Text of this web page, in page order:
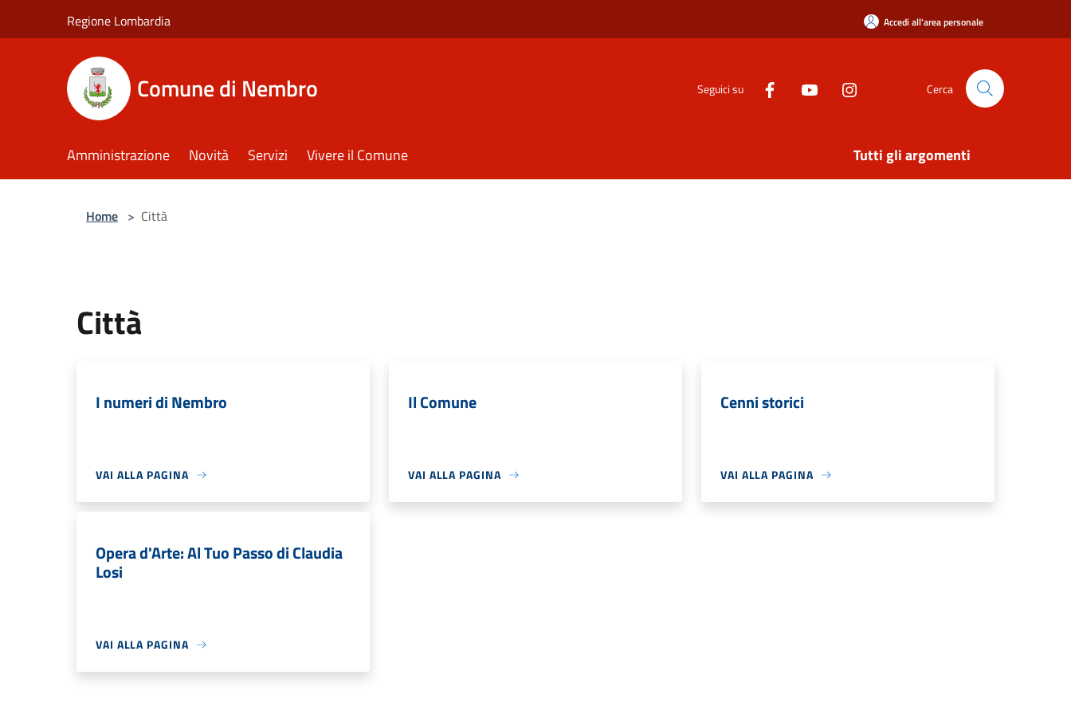
Regione Lombardia Accedi all'area personale
Comune di Nembro Seguici su Cerca
Amministrazione Novità Servizi Vivere il Comune Tutti gli argomenti
Home > Città
Città
I numeri di Nembro
VAI ALLA PAGINA
Il Comune
VAI ALLA PAGINA
Cenni storici
VAI ALLA PAGINA
Opera d'Arte: Al Tuo Passo di Claudia
Losi
VAI ALLA PAGINA